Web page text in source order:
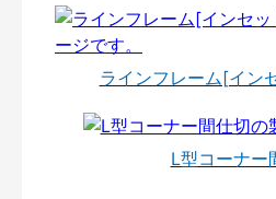
ラインフレーム[イン
L型コーナー